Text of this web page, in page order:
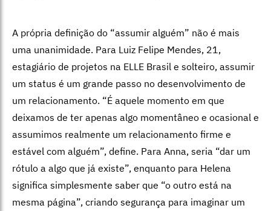
A própria definição do “assumir alguém” não é mais
uma unanimidade. Para Luiz Felipe Mendes, 21,
estagiário de projetos na ELLE Brasil e solteiro, ⁠assumir
um status é um grande passo no desenvolvimento de
um relacionamento. “É aquele momento em que
deixamos de ter apenas algo momentâneo e ocasional e
assumimos realmente um relacionamento firme e
estável com alguém”, define. Para Anna, seria “dar um
rótulo a algo que já existe”, enquanto para Helena
significa simplesmente saber que “o outro está na
mesma página”, criando segurança para imaginar um